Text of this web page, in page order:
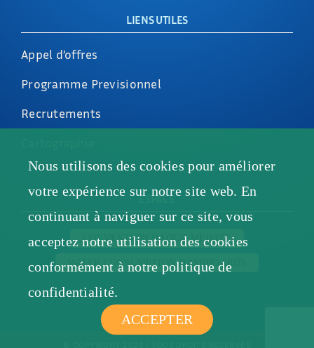
LIENS UTILES
Appel d’offres
Programme Previsionnel
Recrutements
ESPACE
CONVENTION HAOUZ-MEJJATE
WATER CONSUMPTION DASHBOARDS
Nous utilisons des cookies pour améliorer
votre expérience sur notre site web. En
continuant à naviguer sur ce site, vous
acceptez notre utilisation des cookies
conformément à notre politique de
confidentialité.
ACCEPTER